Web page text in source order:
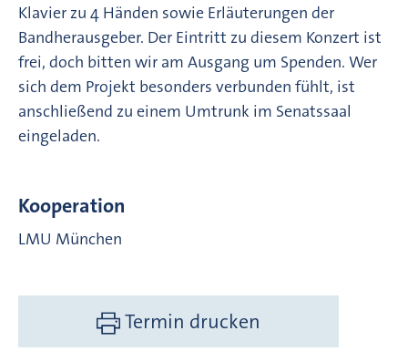
Klavier zu 4 Händen sowie Erläuterungen der
Bandherausgeber. Der Eintritt zu diesem Konzert ist
frei, doch bitten wir am Ausgang um Spenden. Wer
sich dem Projekt besonders verbunden fühlt, ist
anschließend zu einem Umtrunk im Senatssaal
eingeladen.
Kooperation
LMU München
Termin drucken